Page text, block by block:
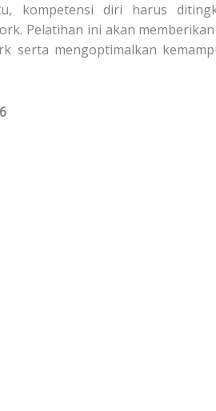
kompetensi diri harus
Pelatihan ini akan
serta mengoptimalkan